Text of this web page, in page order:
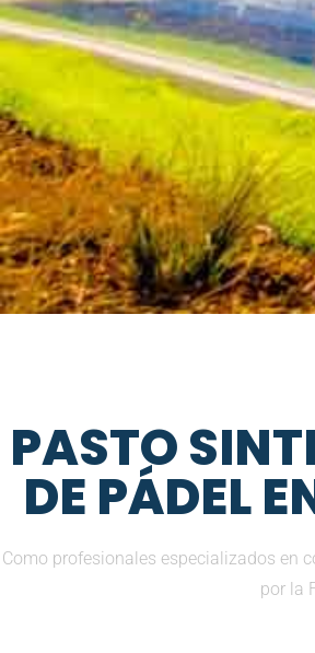
PASTO
DE PÁDEL
Como profesionales especializados en
por la